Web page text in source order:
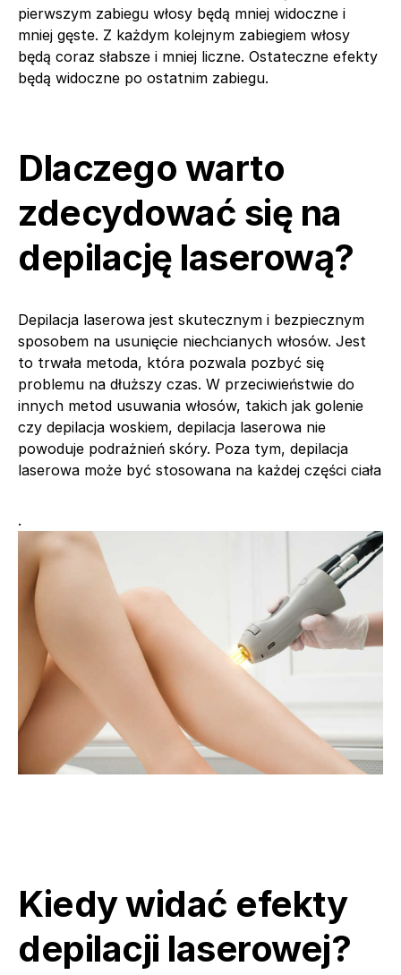
pierwszym zabiegu włosy będą mniej widoczne i
mniej gęste. Z każdym kolejnym zabiegiem włosy
będą coraz słabsze i mniej liczne. Ostateczne efekty
będą widoczne po ostatnim zabiegu.
Dlaczego warto
zdecydować się na
depilację laserową?
Depilacja laserowa jest skutecznym i bezpiecznym
sposobem na usunięcie niechcianych włosów. Jest
to trwała metoda, która pozwala pozbyć się
problemu na dłuższy czas. W przeciwieństwie do
innych metod usuwania włosów, takich jak golenie
czy depilacja woskiem, depilacja laserowa nie
powoduje podrażnień skóry. Poza tym, depilacja
laserowa może być stosowana na każdej części ciała
.
Kiedy widać efekty
depilacji laserowej?